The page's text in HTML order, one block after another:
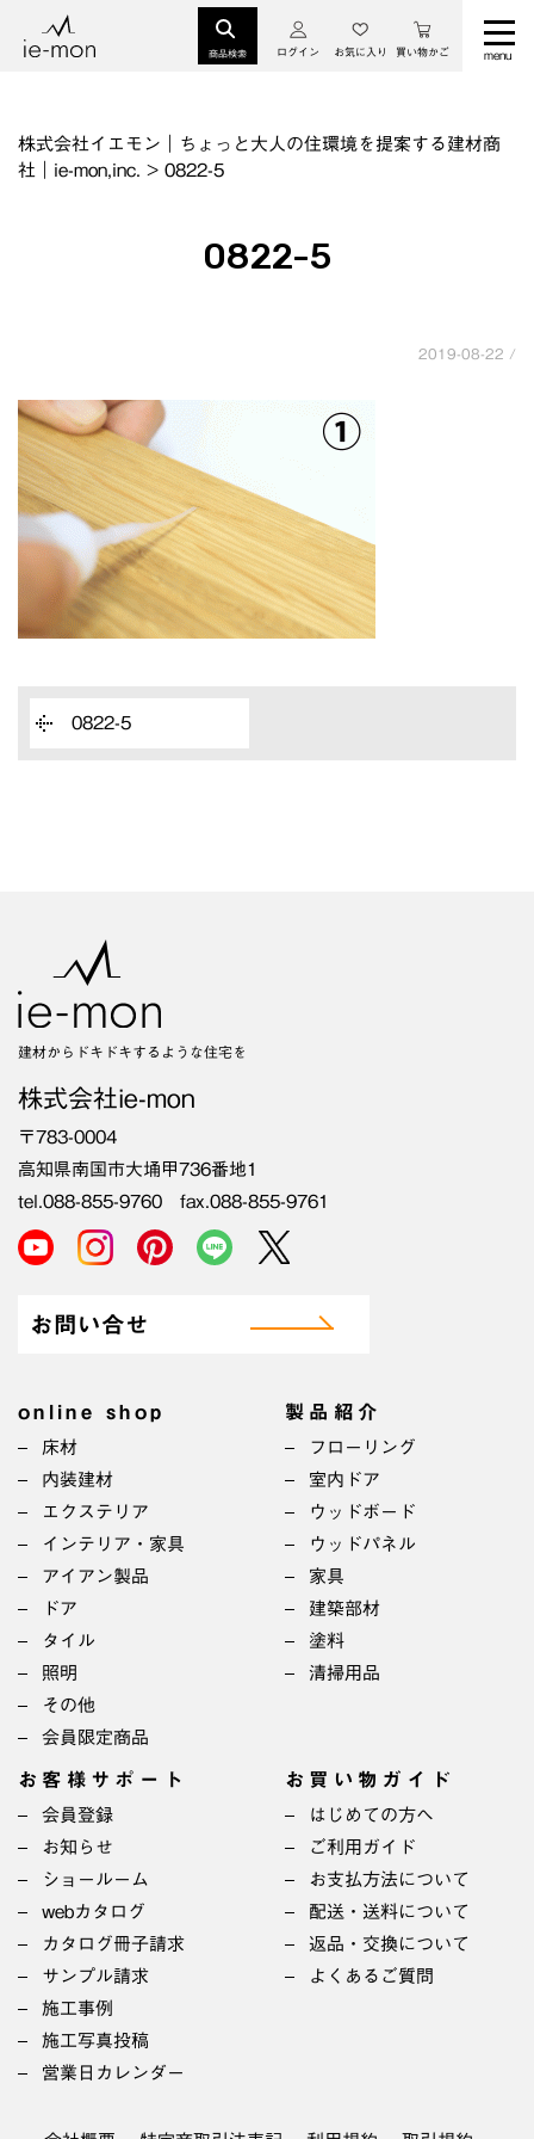
商品検索 ログイン お気に入り 買い物かご
株式会社イエモン｜ちょっと大人の住環境を提案する建材商
社｜ie-mon,inc. > 0822-5
0822-5
2019-08-22 /
0822-5
建材からドキドキするような住宅を
株式会社ie-mon
〒783-0004
高知県南国市大埇甲736番地1
tel.088-855-9760 fax.088-855-9761
お問い合せ
online shop
床材
内装建材
エクステリア
インテリア・家具
アイアン製品
ドア
タイル
照明
その他
会員限定商品
製品紹介
フローリング
室内ドア
ウッドボード
ウッドパネル
家具
建築部材
塗料
清掃用品
お客様サポート
会員登録
お知らせ
ショールーム
webカタログ
カタログ冊子請求
サンプル請求
施工事例
施工写真投稿
営業日カレンダー
お買い物ガイド
はじめての方へ
ご利用ガイド
お支払方法について
配送・送料について
返品・交換について
よくあるご質問